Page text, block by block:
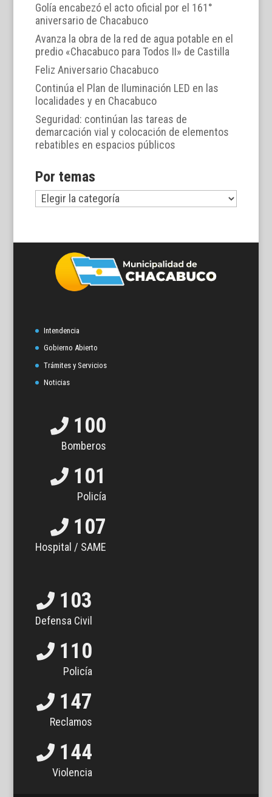
Golía encabezó el acto oficial por el 161°
aniversario de Chacabuco
Avanza la obra de la red de agua potable en el
predio «Chacabuco para Todos II» de Castilla
Feliz Aniversario Chacabuco
Continúa el Plan de Iluminación LED en las
localidades y en Chacabuco
Seguridad: continúan las tareas de
demarcación vial y colocación de elementos
rebatibles en espacios públicos
Por temas
Por
temas
Intendencia
Gobierno Abierto
Trámites y Servicios
Noticias
100
Bomberos
101
Policía
107
Hospital / SAME
103
Defensa Civil
110
Policía
147
Reclamos
144
Violencia